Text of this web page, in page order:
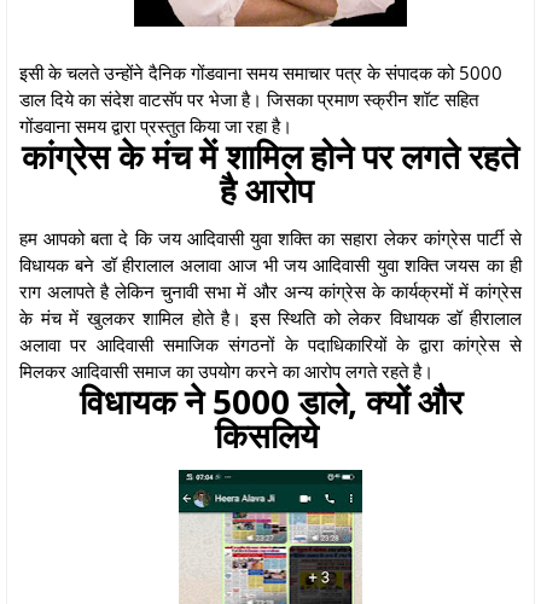
इसी के चलते उन्होंने दैनिक गोंडवाना समय समाचार पत्र के संपादक को 5000
डाल दिये का संदेश वाटसॅप पर भेजा है। जिसका प्रमाण स्क्रीन शॉट सहित
गोंडवाना समय द्वारा प्रस्तुत किया जा रहा है।
कांग्रेस के मंच में शामिल होने पर लगते रहते
है आरोप
हम आपको बता दे कि जय आदिवासी युवा शक्ति का सहारा लेकर कांग्रेस पार्टी से
विधायक बने डॉ हीरालाल अलावा आज भी जय आदिवासी युवा शक्ति जयस का ही
राग अलापते है लेकिन चुनावी सभा में और अन्य कांग्रेस के कार्यक्रमों में कांग्रेस
के मंच में खुलकर शामिल होते है। इस स्थिति को लेकर विधायक डॉ हीरालाल
अलावा पर आदिवासी समाजिक संगठनों के पदाधिकारियों के द्वारा कांग्रेस से
मिलकर आदिवासी समाज का उपयोग करने का आरोप लगते रहते है।
विधायक ने 5000 डाले, क्यों और
किसलिये